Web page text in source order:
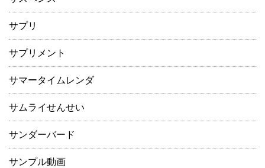
サプリ
サプリメント
サマータイムレンダ
サムライせんせい
サンダーバード
サンプル動画